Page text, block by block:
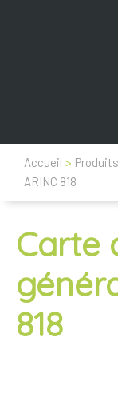
Accueil > Produits
ARINC 818
Carte
818